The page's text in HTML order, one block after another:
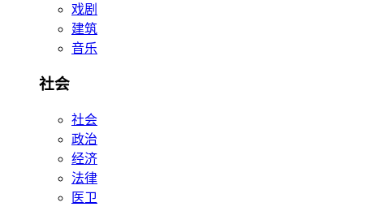
戏剧
建筑
音乐
社会
社会
政治
经济
法律
医卫